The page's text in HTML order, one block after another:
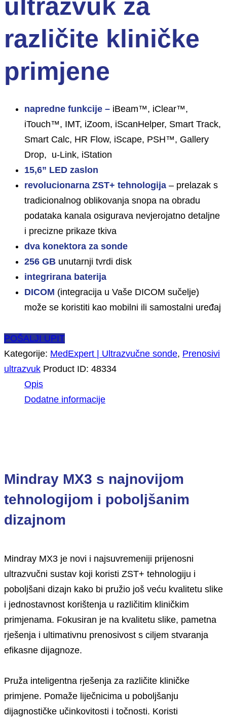
ultrazvuk za
različite kliničke
primjene
napredne funkcije – iBeam™, iClear™,
iTouch™, IMT, iZoom, iScanHelper, Smart Track,
Smart Calc, HR Flow, iScape, PSH™, Gallery
Drop, u-Link, iStation
15,6” LED zaslon
revolucionarna ZST+ tehnologija – prelazak s
tradicionalnog oblikovanja snopa na obradu
podataka kanala osigurava nevjerojatno detaljne
i precizne prikaze tkiva
dva konektora za sonde
256 GB unutarnji tvrdi disk
integrirana baterija
DICOM (integracija u Vaše DICOM sučelje)
može se koristiti kao mobilni ili samostalni uređaj
POŠALJI UPIT
Kategorije: MedExpert | Ultrazvučne sonde, Prenosivi
ultrazvuk Product ID: 48334
Opis
Dodatne informacije
Mindray MX3 s najnovijom
tehnologijom i poboljšanim
dizajnom
Mindray MX3 je novi i najsuvremeniji prijenosni
ultrazvučni sustav koji koristi ZST+ tehnologiju i
poboljšani dizajn kako bi pružio još veću kvalitetu slike
i jednostavnost korištenja u različitim kliničkim
primjenama. Fokusiran je na kvalitetu slike, pametna
rješenja i ultimativnu prenosivost s ciljem stvaranja
efikasne dijagnoze.
Pruža inteligentna rješenja za različite kliničke
primjene. Pomaže liječnicima u poboljšanju
dijagnostičke učinkovitosti i točnosti. Koristi